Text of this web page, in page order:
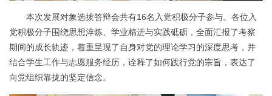
本次发展对象选拔答辩会共有16名入党积极分子参与。各位入
党积极分子围绕思想淬炼、学业精进与实践砥砺，全面汇报了考察
期间的成长轨迹，着重呈现了自身对党的理论学习的深度思考，并
结合学生工作与志愿服务经历，诠释了如何践行党的宗旨，表达了
向党组织靠拢的坚定信念。